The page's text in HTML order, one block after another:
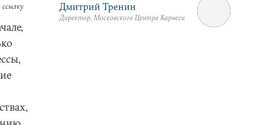
Дмитрий Тренин
Директор, Московского Центра Карнеги